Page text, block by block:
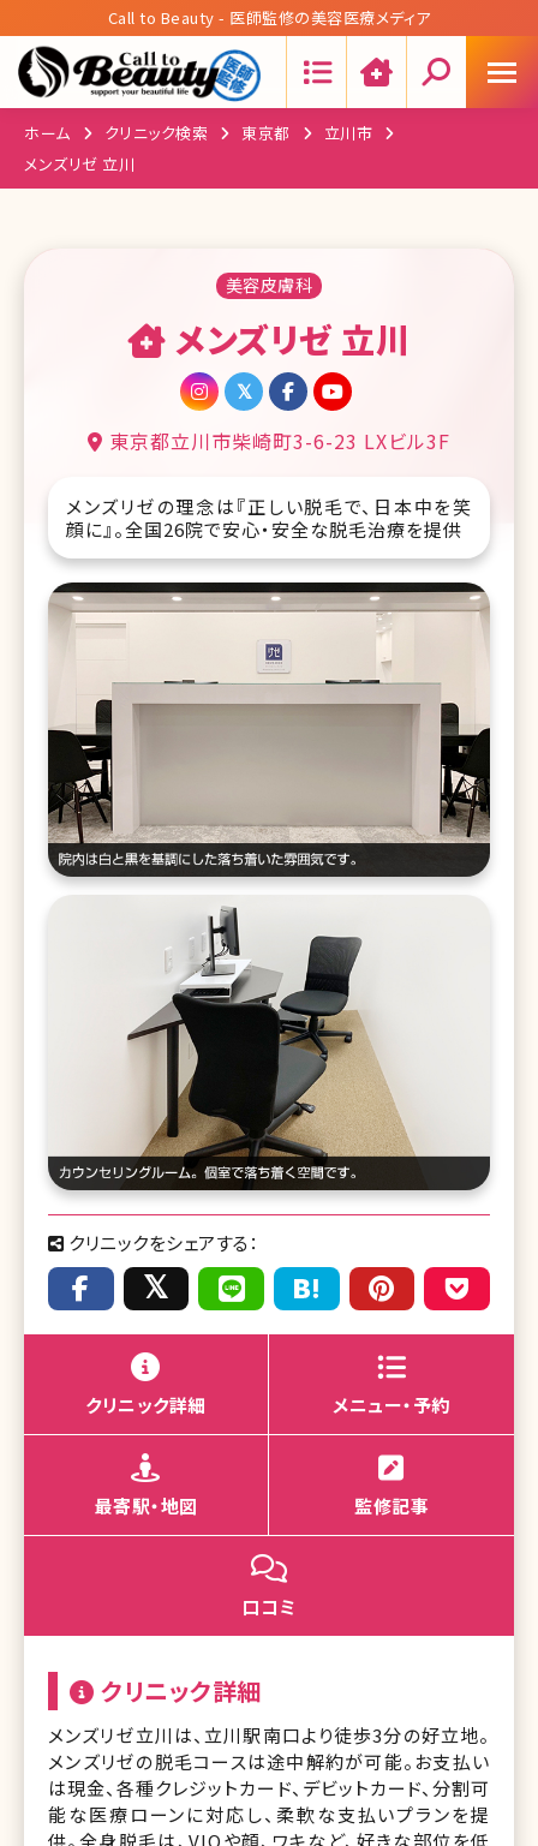
Call to Beauty - 医師監修の美容医療メディア
ホーム クリニック検索 東京都
立川市
メンズリゼ 立川
美容皮膚科
メンズリゼ 立川
東京都立川市柴崎町3-6-23 LXビル3F
メンズリゼの理念は『正しい脱毛で、日本中を笑
顔に』。全国26院で安心・安全な脱毛治療を提供
クリニックをシェアする：
クリニック詳細 メニュー・予約
最寄駅・地図 監修記事
口コミ
クリニック詳細
メンズリゼ立川は、立川駅南口より徒歩3分の好立地。
メンズリゼの脱毛コースは途中解約が可能。お支払い
は現金、各種クレジットカード、デビットカード、分割可
能な医療ローンに対応し、柔軟な支払いプランを提
供。全身脱毛は、VIOや顔、ワキなど、好きな部位を低